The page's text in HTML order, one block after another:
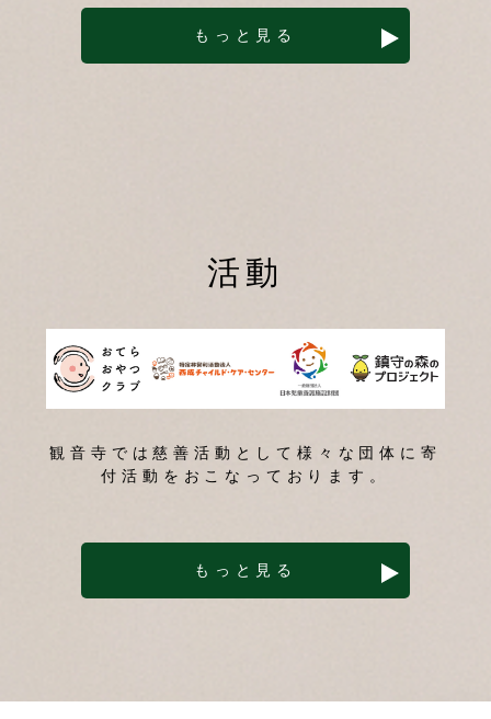
もっと見る
活動
観音寺では慈善活動として様々な団体に寄
付活動をおこなっております。
もっと見る